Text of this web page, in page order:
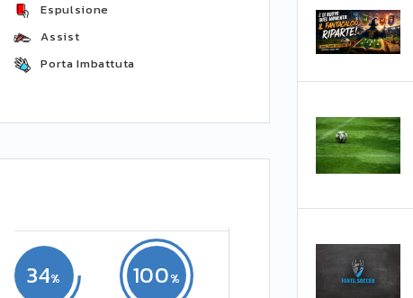
Espulsione
Assist
Porta Imbattuta
34 100